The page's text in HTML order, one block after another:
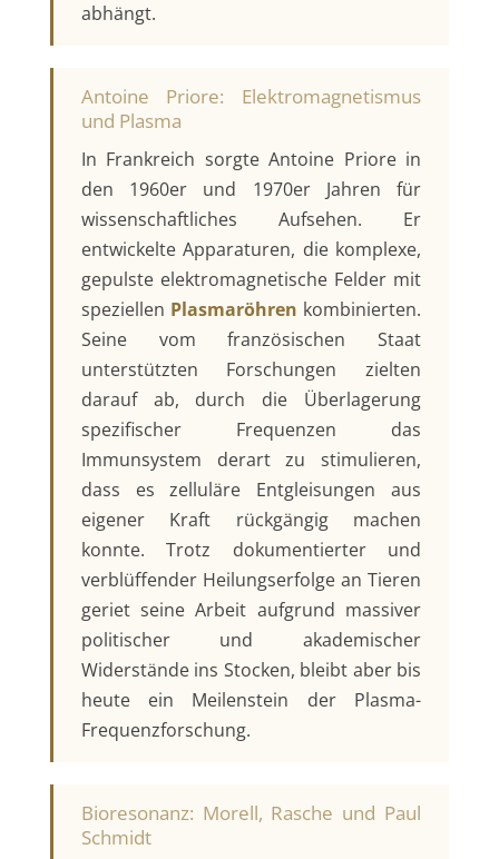
abhängt.
Antoine Priore: Elektromagnetismus
und Plasma
In Frankreich sorgte Antoine Priore in
den 1960er und 1970er Jahren für
wissenschaftliches Aufsehen. Er
entwickelte Apparaturen, die komplexe,
gepulste elektromagnetische Felder mit
speziellen Plasmaröhren kombinierten.
Seine vom französischen Staat
unterstützten Forschungen zielten
darauf ab, durch die Überlagerung
spezifischer Frequenzen das
Immunsystem derart zu stimulieren,
dass es zelluläre Entgleisungen aus
eigener Kraft rückgängig machen
konnte. Trotz dokumentierter und
verblüffender Heilungserfolge an Tieren
geriet seine Arbeit aufgrund massiver
politischer und akademischer
Widerstände ins Stocken, bleibt aber bis
heute ein Meilenstein der Plasma-
Frequenzforschung.
Bioresonanz: Morell, Rasche und Paul
Schmidt